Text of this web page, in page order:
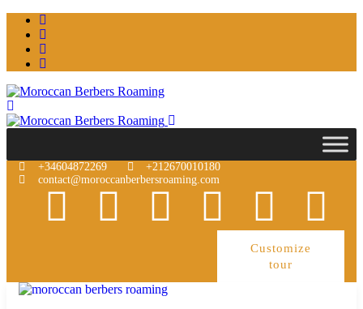
+34604872269
+212670010180
contact@moroccanberbersroaming.com
Customize
tour